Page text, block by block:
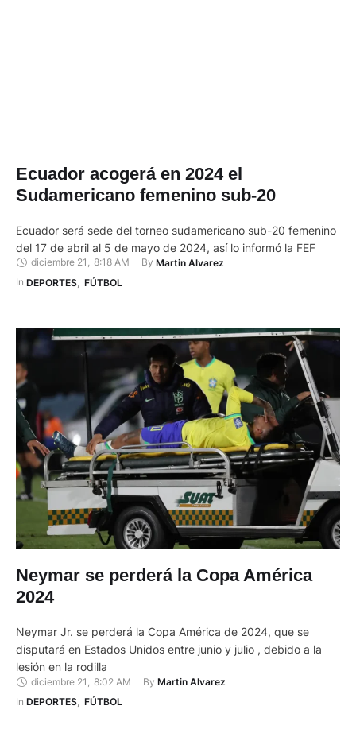
Ecuador acogerá en 2024 el
Sudamericano femenino sub-20
Ecuador será sede del torneo sudamericano sub-20 femenino
del 17 de abril al 5 de mayo de 2024, así lo informó la FEF
diciembre 21 , 8:18 AM By Martin Alvarez
In DEPORTES, FÚTBOL
Neymar se perderá la Copa América
2024
Neymar Jr. se perderá la Copa América de 2024, que se
disputará en Estados Unidos entre junio y julio , debido a la
lesión en la rodilla
diciembre 21 8:02 AM By Martin Alvarez
In DEPORTES, FÚTBOL